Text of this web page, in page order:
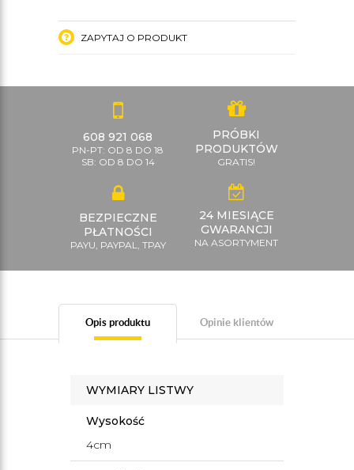
ZAPYTAJ O PRODUKT
608 921 068
PN-PT: OD 8 DO 18
SB: OD 8 DO 14
PRÓBKI
PRODUKTÓW
GRATIS!
BEZPIECZNE
PŁATNOŚCI
PAYU, PAYPAL, TPAY
24 MIESIĄCE
GWARANCJI
NA ASORTYMENT
Opis produktu Opinie klientów
WYMIARY LISTWY
Wysokość
4cm